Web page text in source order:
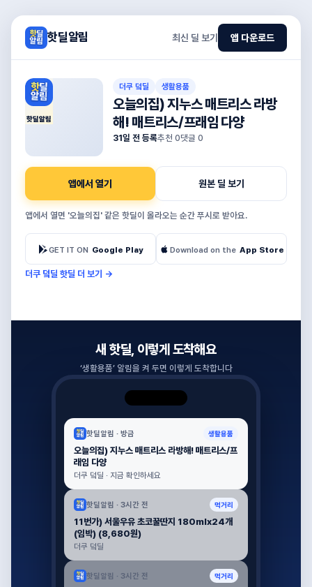
핫딜알림 최신 딜 보기 앱 다운로드
핫딜알림
더쿠 덬딜 생활용품
오늘의집) 지누스 매트리스 라방
해! 매트리스/프래임 다양
31일 전 등록추천 0댓글 0
앱에서 열기 원본 딜 보기
앱에서 열면 '오늘의집' 같은 핫딜이 올라오는 순간 푸시로 받아요.
GET IT ON Google Play Download on the App Store
더쿠 덬딜 핫딜 더 보기 →
새 핫딜, 이렇게 도착해요
‘생활용품’ 알림을 켜 두면 이렇게 도착합니다
핫딜알림 · 방금 생활용품
오늘의집) 지누스 매트리스 라방해! 매트리스/프
래임 다양
더쿠 덬딜 · 지금 확인하세요
핫딜알림 · 3시간 전 먹거리
11번가) 서울우유 초코꿀딴지 180mlx24개
(임박) (8,680원)
더쿠 덬딜
핫딜알림 · 3시간 전 먹거리